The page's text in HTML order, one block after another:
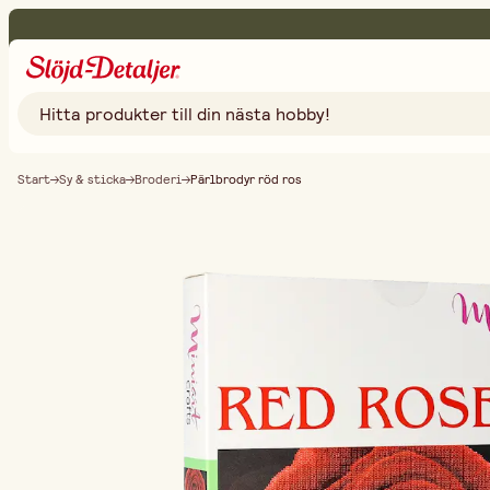
Start Sy & sticka Broderi Pärlbrodyr röd ros